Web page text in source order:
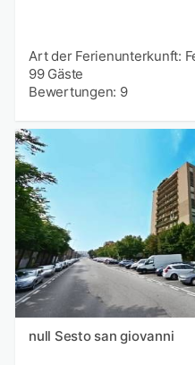
Art der Ferienunterkunft:
99 Gäste
Bewertungen: 9
null Sesto san giovanni